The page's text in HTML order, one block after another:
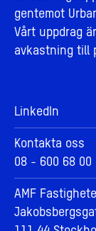
gentemot
Vårt uppdrag
avkastning till
LinkedIn
Kontakta oss
08 - 600 68 00
AMF